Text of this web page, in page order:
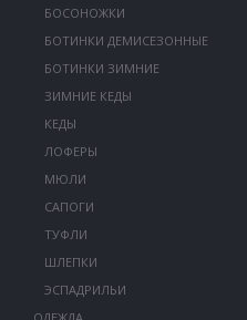
БОСОНОЖКИ
БОТИНКИ ДЕМИСЕЗОННЫЕ
БОТИНКИ ЗИМНИЕ
ЗИМНИЕ КЕДЫ
КЕДЫ
ЛОФЕРЫ
МЮЛИ
САПОГИ
ТУФЛИ
ШЛЕПКИ
ЭСПАДРИЛЬИ